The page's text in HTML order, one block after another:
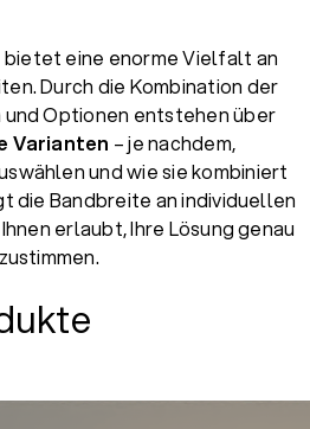
bietet eine enorme Vielfalt an
Durch die Kombination der
Optionen entstehen über
Varianten – je nachdem,
und wie sie kombiniert
die Bandbreite an individuellen
erlaubt, Ihre Lösung genau